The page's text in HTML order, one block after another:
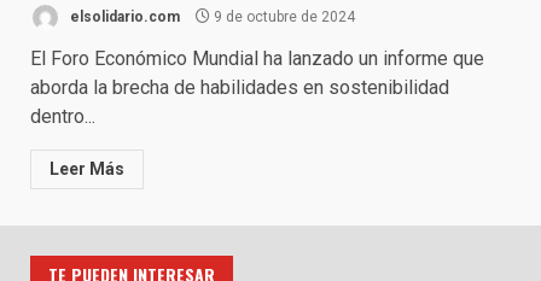
elsolidario.com 9 de octubre de 2024
El Foro Económico Mundial ha lanzado un informe que
aborda la brecha de habilidades en sostenibilidad
dentro...
Leer Más
TE PUEDEN INTERESAR